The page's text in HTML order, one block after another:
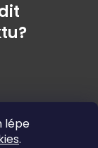
lépe
.